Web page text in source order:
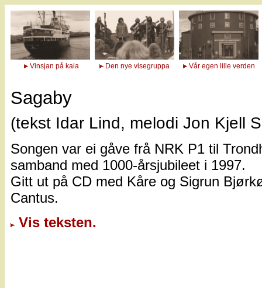
Vinsjan på kaia Den nye visegruppa Vår egen lille verden
Sagaby
(tekst Idar Lind, melodi Jon Kjell
Songen var ei gåve frå NRK P1 til
samband med 1000-årsjubileet i 1997.
Gitt ut på CD med Kåre og Sigrun
Cantus.
Vis teksten.